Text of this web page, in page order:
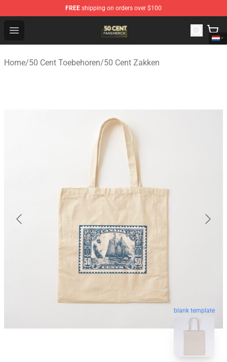
FREE shipping on orders over $100
Open menu
50 Cent Shop - Official 50 Cent Merchandise Store
Home/50 Cent Toebehoren/50 Cent Zakken
blank template